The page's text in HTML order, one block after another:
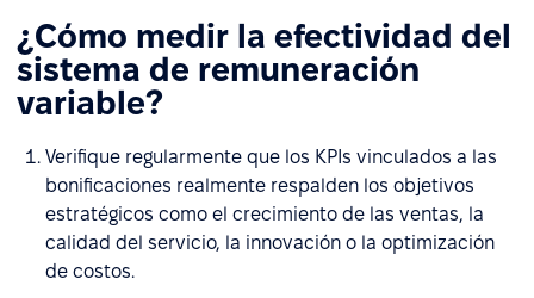
¿Cómo medir la efectividad del
sistema de remuneración
variable?
Verifique regularmente que los KPIs vinculados a las
bonificaciones realmente respalden los objetivos
estratégicos como el crecimiento de las ventas, la
calidad del servicio, la innovación o la optimización
de costos.